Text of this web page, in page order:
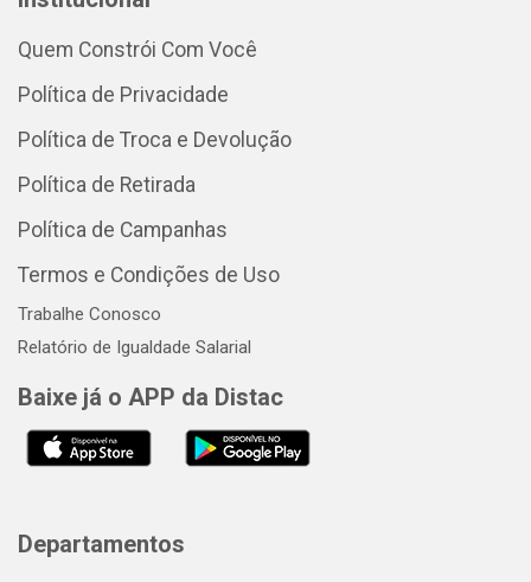
Quem Constrói Com Você
Política de Privacidade
Política de Troca e Devolução
Política de Retirada
Política de Campanhas
Termos e Condições de Uso
Trabalhe Conosco
Relatório de Igualdade Salarial
Baixe já o APP da Distac
Departamentos